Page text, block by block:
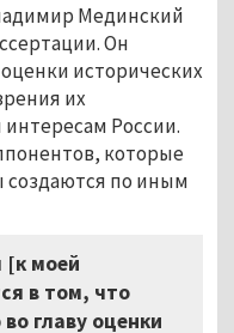
Мединский
Он
исторических
их
России.
которые
создаются по иным
[к моей
в том, что
главу оценки